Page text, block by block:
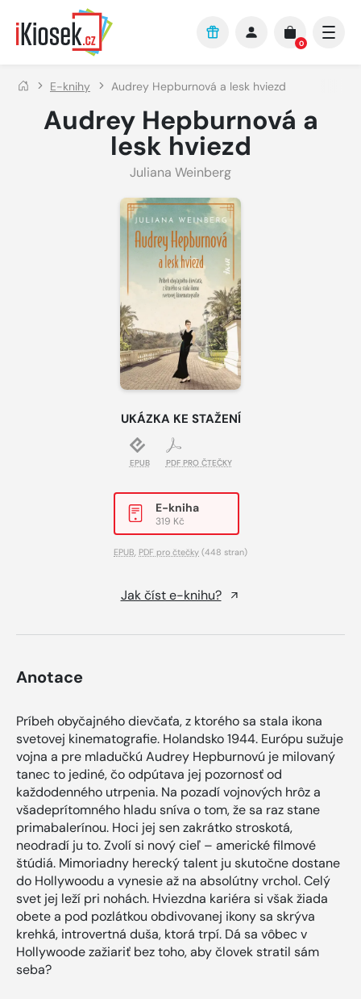
Přejít na hlavní obsah
0
E-knihy Audrey Hepburnová a lesk hviezd
Audrey Hepburnová a
lesk hviezd
Juliana Weinberg
UKÁZKA KE STAŽENÍ
EPUB PDF PRO ČTEČKY
E-kniha
319 Kč
EPUB, PDF pro čtečky (448 stran)
Jak číst e-knihu?
Anotace
Príbeh obyčajného dievčaťa, z ktorého sa stala ikona
svetovej kinematografie. Holandsko 1944. Európu sužuje
vojna a pre mladučkú Audrey Hepburnovú je milovaný
tanec to jediné, čo odpútava jej pozornosť od
každodenného utrpenia. Na pozadí vojnových hrôz a
všadeprítomného hladu sníva o tom, že sa raz stane
primabalerínou. Hoci jej sen zakrátko stroskotá,
neodradí ju to. Zvolí si nový cieľ – americké filmové
štúdiá. Mimoriadny herecký talent ju skutočne dostane
do Hollywoodu a vynesie až na absolútny vrchol. Celý
svet jej leží pri nohách. Hviezdna kariéra si však žiada
obete a pod pozlátkou obdivovanej ikony sa skrýva
krehká, introvertná duša, ktorá trpí. Dá sa vôbec v
Hollywoode zažiariť bez toho, aby človek stratil sám
seba?